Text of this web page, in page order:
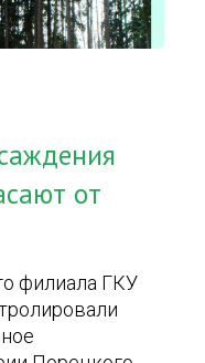
от
филиала ГКУ